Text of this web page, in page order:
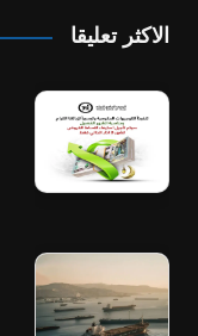
الاكثر تعليقا